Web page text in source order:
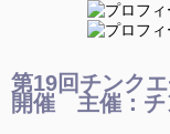
第19回チンク
開催 主催：チ